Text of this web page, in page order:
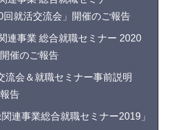
回就活交流会」開催のご報告
連事業 総合就職セミナー 2020
催のご報告
流会＆就職セミナー事前説明
告
連事業総合就職セミナー2019」